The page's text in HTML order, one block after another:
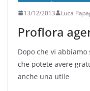
13/12/2013 Luca
Proflora
Dopo che vi
che potete avere
anche una utile